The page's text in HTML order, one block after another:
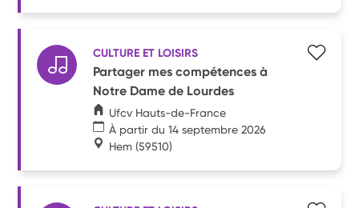
CULTURE ET LOISIRS
Partager mes compétences à
Notre Dame de Lourdes
Ufcv Hauts-de-France
À partir du 14 septembre 2026
Hem (59510)